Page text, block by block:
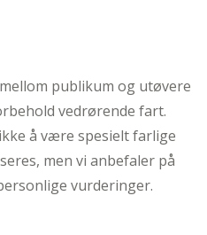
publikum og utøvere
vedrørende fart.
å være spesielt farlige
men vi anbefaler på
vurderinger.